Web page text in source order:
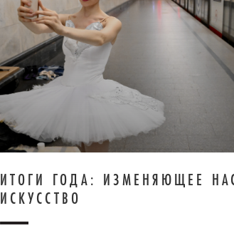
ИТОГИ ГОДА: ИЗМЕНЯЮЩЕЕ
ИСКУССТВО